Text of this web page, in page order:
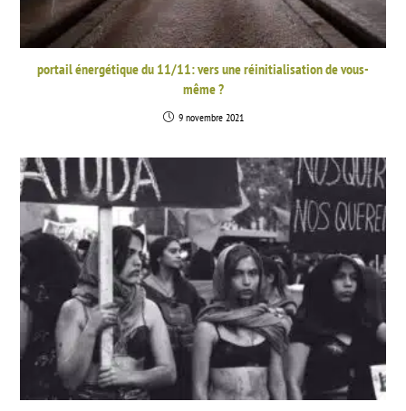
portail énergétique du 11/11: vers une réinitialisation de vous-
même ?
9 novembre 2021